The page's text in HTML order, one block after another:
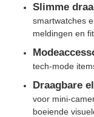
Neem contact
Nieuws
Gevallen
Slimme
smartwatches
meldingen en
tech-mode
Draagbare
voor mini-
boeiende